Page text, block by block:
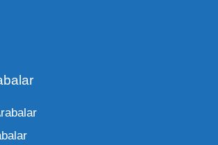
Çeşitleri Nelerdir?
Bir mağazanın veya eğitim
doğru orantılıdır. İşte Mega
öne çıkan ve en çok